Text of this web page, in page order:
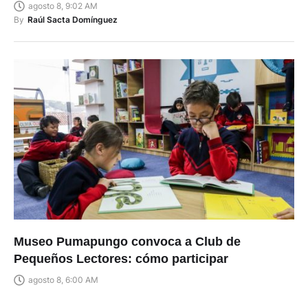
agosto 8, 9:02 AM
By Raúl Sacta Domínguez
Museo Pumapungo convoca a Club de
Pequeños Lectores: cómo participar
agosto 8, 6:00 AM